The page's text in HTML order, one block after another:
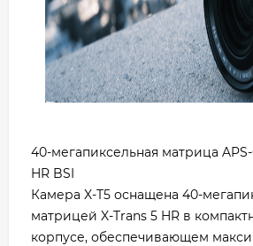
40-мегапиксельная матрица APS-
HR BSI
Камера X-T5 оснащена 40-
матрицей X-Trans 5 HR в
корпусе, обеспечивающем